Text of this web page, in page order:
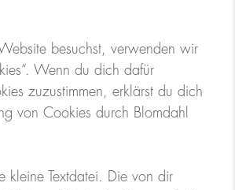
besuchst, verwenden wir
Wenn du dich dafür
zuzustimmen, erklärst du dich
von Cookies durch Blomdahl
kleine Textdatei. Die von dir